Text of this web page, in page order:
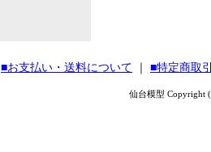
■お支払い・送料について ■特定商取
仙台模型 Copyright